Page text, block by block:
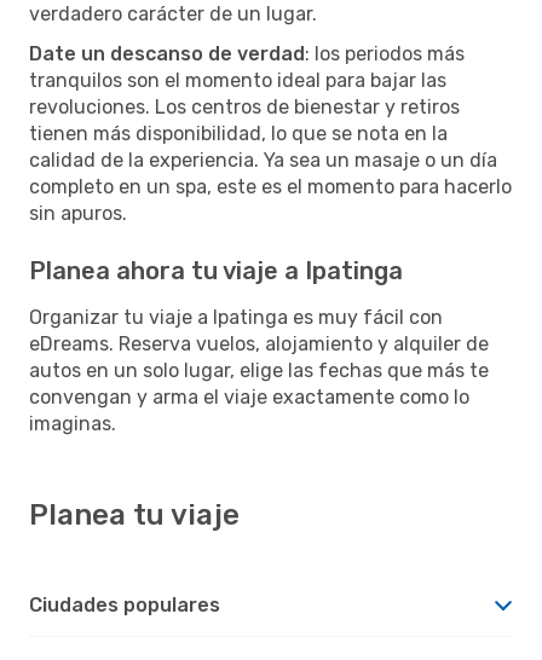
verdadero carácter de un lugar.
Date un descanso de verdad: los periodos más
tranquilos son el momento ideal para bajar las
revoluciones. Los centros de bienestar y retiros
tienen más disponibilidad, lo que se nota en la
calidad de la experiencia. Ya sea un masaje o un día
completo en un spa, este es el momento para hacerlo
sin apuros.
Planea ahora tu viaje a Ipatinga
Organizar tu viaje a Ipatinga es muy fácil con
eDreams. Reserva vuelos, alojamiento y alquiler de
autos en un solo lugar, elige las fechas que más te
convengan y arma el viaje exactamente como lo
imaginas.
Planea tu viaje
Ciudades populares